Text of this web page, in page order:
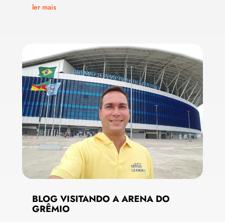
ler mais
BLOG VISITANDO A ARENA DO
GRÊMIO